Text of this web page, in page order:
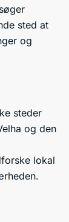
sted at
og
steder
og den
lokal